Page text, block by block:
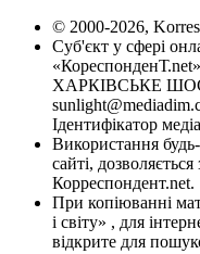
© 2000-2026,
Суб'єкт у сфері
ХАРКІВСЬКЕ
Ідентифікатор
Використання
сайті,
Корреспондент.net.
При копіюванні
і світу» , для
відкрите для